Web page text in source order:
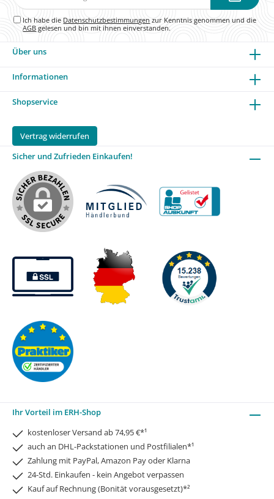
Ich habe die Datenschutzbestimmungen zur Kenntnis genommen und die
AGB gelesen und bin mit ihnen einverstanden.
Über uns
Informationen
Shopservice
Vertrag widerrufen
Sicher und Zufrieden Einkaufen!
Ihr Vorteil im ERH-Shop
kostenloser Versand ab 74,95 €*¹
auch an DHL-Packstationen und Postfilialen*¹
Zahlung mit PayPal, Amazon Pay oder Klarna
24-Std. Einkaufen - kein Angebot verpassen
Kauf auf Rechnung (Bonität vorausgesetzt)*²